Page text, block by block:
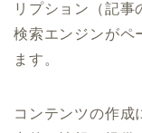
リプション（記事
検索エンジンがペ
ます。
コンテンツの作成